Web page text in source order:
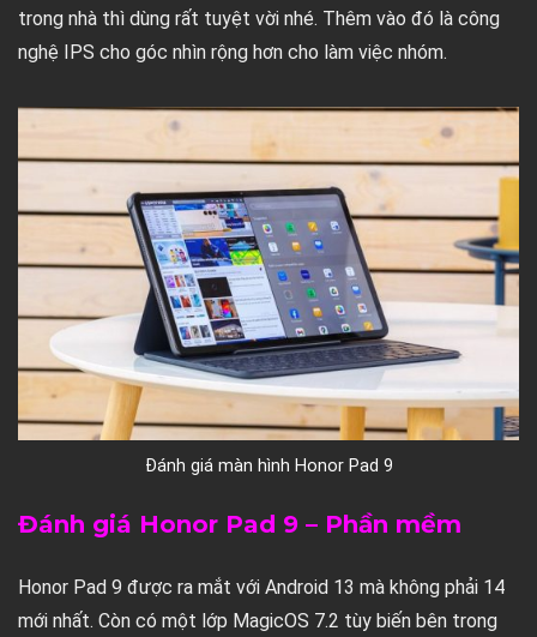
trong nhà thì dùng rất tuyệt vời nhé. Thêm vào đó là công
nghệ IPS cho góc nhìn rộng hơn cho làm việc nhóm.
Đánh giá màn hình Honor Pad 9
Đánh giá Honor Pad 9 – Phần mềm
Honor Pad 9 được ra mắt với Android 13 mà không phải 14
mới nhất. Còn có một lớp MagicOS 7.2 tùy biến bên trong